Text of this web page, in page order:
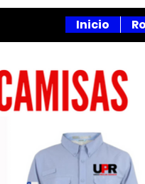
Inicio